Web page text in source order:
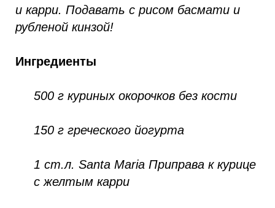
и карри. Подавать с рисом басмати и
рубленой кинзой!
Ингредиенты
500 г куриных окорочков без кости
150 г греческого йогурта
1 ст.л. Santa Maria Приправа к курице
с желтым карри